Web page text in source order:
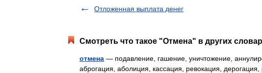
Отложенная выплата денег
Смотреть что такое "Отмена" в других
отмена — подавление, гашение, уничтожение,
аброгация, аболиция, кассация, ревокация,